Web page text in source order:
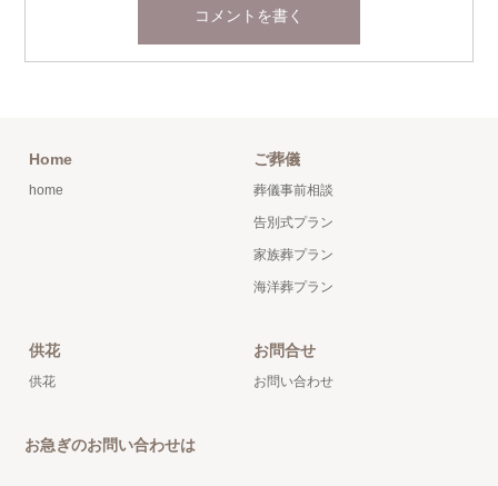
Home
home
ご葬儀
葬儀事前相談
告別式プラン
家族葬プラン
海洋葬プラン
供花
供花
お問合せ
お問い合わせ
お急ぎのお問い合わせは